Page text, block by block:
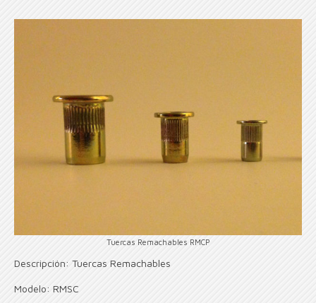
Tuercas Remachables RMCP
Descripción: Tuercas Remachables
Modelo: RMSC